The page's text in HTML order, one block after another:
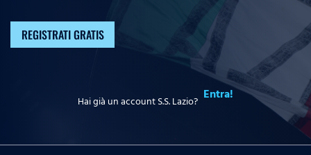
REGISTRATI GRATIS
Hai già un account S.S. Lazio? Entra!